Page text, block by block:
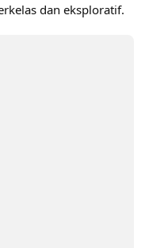
dan eksploratif.